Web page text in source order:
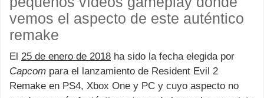
vemos el aspecto de este auténtico
remake
El 25 de enero de 2018 ha sido la fecha elegida por
Capcom para el lanzamiento de Resident Evil 2
Remake en PS4, Xbox One y PC y cuyo aspecto no